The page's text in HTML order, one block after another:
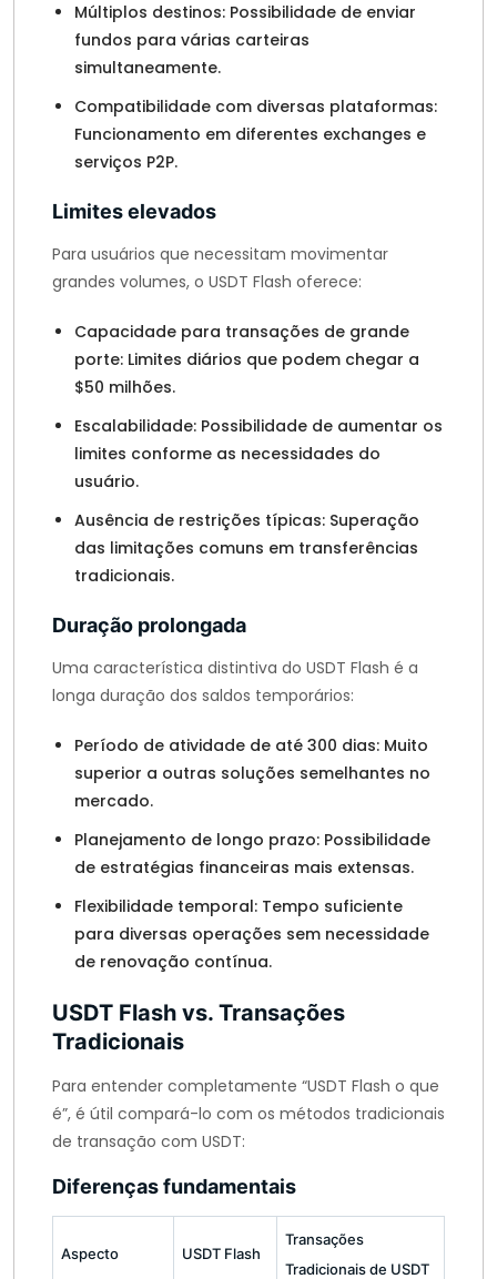
Múltiplos destinos: Possibilidade de enviar
fundos para várias carteiras
simultaneamente.
Compatibilidade com diversas plataformas:
Funcionamento em diferentes exchanges e
serviços P2P.
Limites elevados
Para usuários que necessitam movimentar
grandes volumes, o USDT Flash oferece:
Capacidade para transações de grande
porte: Limites diários que podem chegar a
$50 milhões.
Escalabilidade: Possibilidade de aumentar os
limites conforme as necessidades do
usuário.
Ausência de restrições típicas: Superação
das limitações comuns em transferências
tradicionais.
Duração prolongada
Uma característica distintiva do USDT Flash é a
longa duração dos saldos temporários:
Período de atividade de até 300 dias: Muito
superior a outras soluções semelhantes no
mercado.
Planejamento de longo prazo: Possibilidade
de estratégias financeiras mais extensas.
Flexibilidade temporal: Tempo suficiente
para diversas operações sem necessidade
de renovação contínua.
USDT Flash vs. Transações
Tradicionais
Para entender completamente “USDT Flash o que
é”, é útil compará-lo com os métodos tradicionais
de transação com USDT:
Diferenças fundamentais
Aspecto USDT Flash
Transações
Tradicionais de USDT